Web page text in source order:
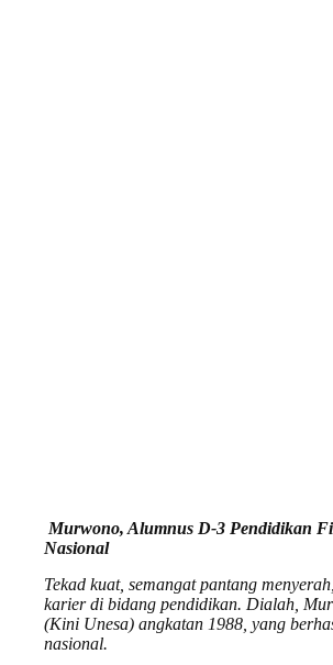
Murwono, Alumnus D-3 Pendidikan
Nasional
Tekad kuat, semangat pantang
karier di bidang pendidikan. Dialah,
(Kini Unesa) angkatan 1988, yang
nasional.